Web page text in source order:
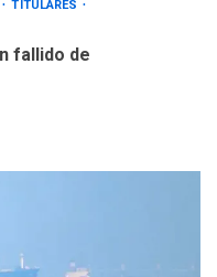
TITULARES
fallido de